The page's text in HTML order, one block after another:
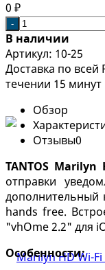
0 ₽
-
В наличии
Артикул: 10-25
Доставка по
течении 15 минут
Обзор
Отзывы0
TANTOS Marilyn
отправки
дополнительный
hands free.
"vhOme 2.2" для
Особенности: